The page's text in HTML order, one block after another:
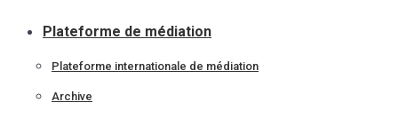
Plateforme de médiation
Plateforme internationale de médiation
Archive